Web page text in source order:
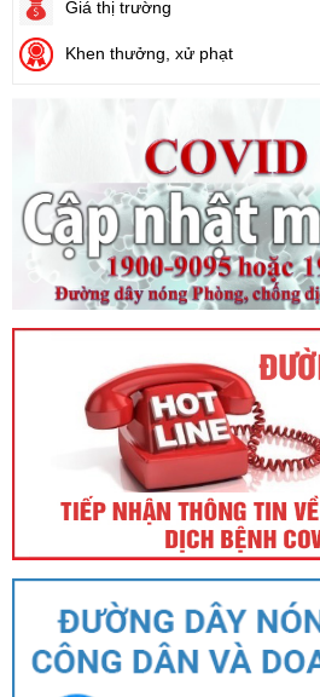
Số:
Tên:
(Nghị định Quy định về tiền sử
1731/KH-UBND
(Kế hoạch triển khai thi hành
Ngày ban hành: (21/08/2024)
71/2024/NĐ-CP
Tên:(Nghị định Quy định về giá đất)
Ngày ban hành: (21/08/2024)
31/2024/QH15
(Luật Đất đai)
Ngày ban hành: (21/08/2024)
Số:88/2024/NĐ-CP
(Nghị định Quy định về bồi
Nhà nước thu hồi đất)
Ngày ban hành: (21/08/2024)
Giá thị trường
Khen thưởng, xử phạt